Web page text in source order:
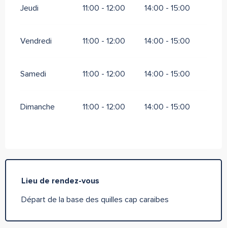
Jeudi 11:00 - 12:00 14:00 - 15:00
Vendredi 11:00 - 12:00 14:00 - 15:00
Samedi 11:00 - 12:00 14:00 - 15:00
Dimanche 11:00 - 12:00 14:00 - 15:00
Lieu de rendez-vous
Départ de la base des quilles cap caraibes